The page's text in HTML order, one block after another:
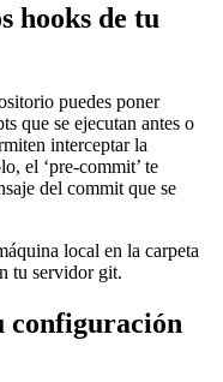
hooks de tu
puedes poner
que se ejecutan antes o
interceptar la
el ‘pre-commit’ te
del commit que se
local en la carpeta
tu servidor git.
configuración